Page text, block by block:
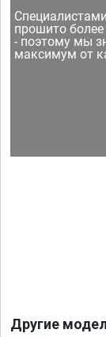
прошито
- поэтому мы
максимум от
Другие